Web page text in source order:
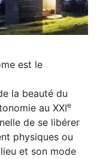
est le
la beauté du
au XXIe
de se libérer
physiques ou
et son mode